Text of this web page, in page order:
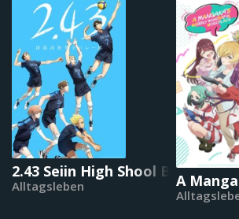
2.43 Seiin High Shool Boys
Alltagsleben A